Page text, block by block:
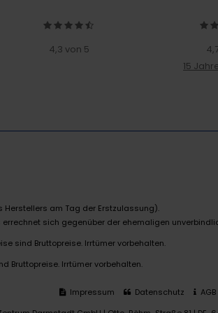
4,3 von 5
15
Herstellers am Tag der Erstzulassung).
sich gegenüber der ehemaligen
sind Bruttopreise. Irrtümer vorbehalten.
Bruttopreise. Irrtümer vorbehalten.
Impressum Datenschutz AGB